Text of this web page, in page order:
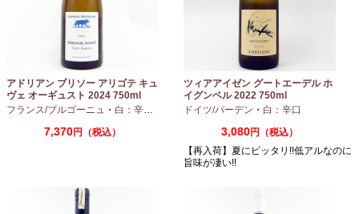
アドリアン ブリソー アリゴテ キュ
ヴェ オーギュスト 2024 750ml
フランス/ブルゴーニュ ・ 白：辛口 アリゴテ
7,370円（税込）
ツィアアイゼン グートエーデル ホ
イグンベル 2022 750ml
ドイツ/バーデン ・ 白：辛口
3,080円（税込）
【再入荷】夏にピッタリ!!低アルなのに
旨味が凄い!!